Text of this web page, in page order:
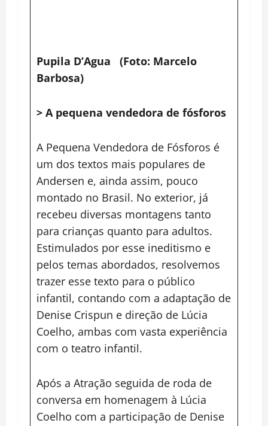
Pupila D’Agua (Foto: Marcelo
Barbosa)
> A pequena vendedora de fósforos
A Pequena Vendedora de Fósforos é
um dos textos mais populares de
Andersen e, ainda assim, pouco
montado no Brasil. No exterior, já
recebeu diversas montagens tanto
para crianças quanto para adultos.
Estimulados por esse ineditismo e
pelos temas abordados, resolvemos
trazer esse texto para o público
infantil, contando com a adaptação de
Denise Crispun e direção de Lúcia
Coelho, ambas com vasta experiência
com o teatro infantil.
Após a Atração seguida de roda de
conversa em homenagem à Lúcia
Coelho com a participação de Denise